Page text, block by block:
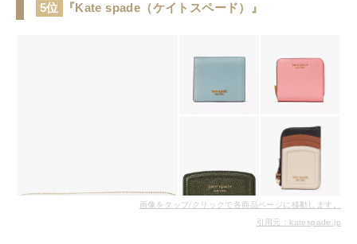
5位 『Kate spade（ケイトスペード）』
画像をタップ/クリックで各商品ページに移動します。
引用元：katespade.jp